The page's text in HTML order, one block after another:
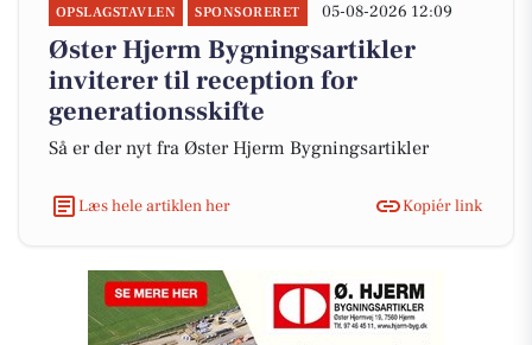
OPSLAGSTAVLEN SPONSORERET 05-08-2026 12:09
Øster Hjerm Bygningsartikler
inviterer til reception for
generationsskifte
Så er der nyt fra Øster Hjerm Bygningsartikler
Læs hele artiklen her Kopiér link